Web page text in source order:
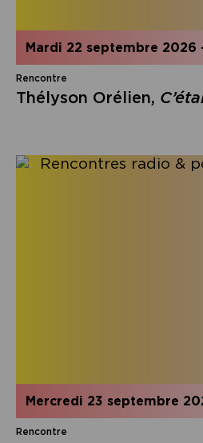
mardi 22 septembre 2026
Rencontre
Thélyson Orélien,
mercredi 23 septembre
Rencontre